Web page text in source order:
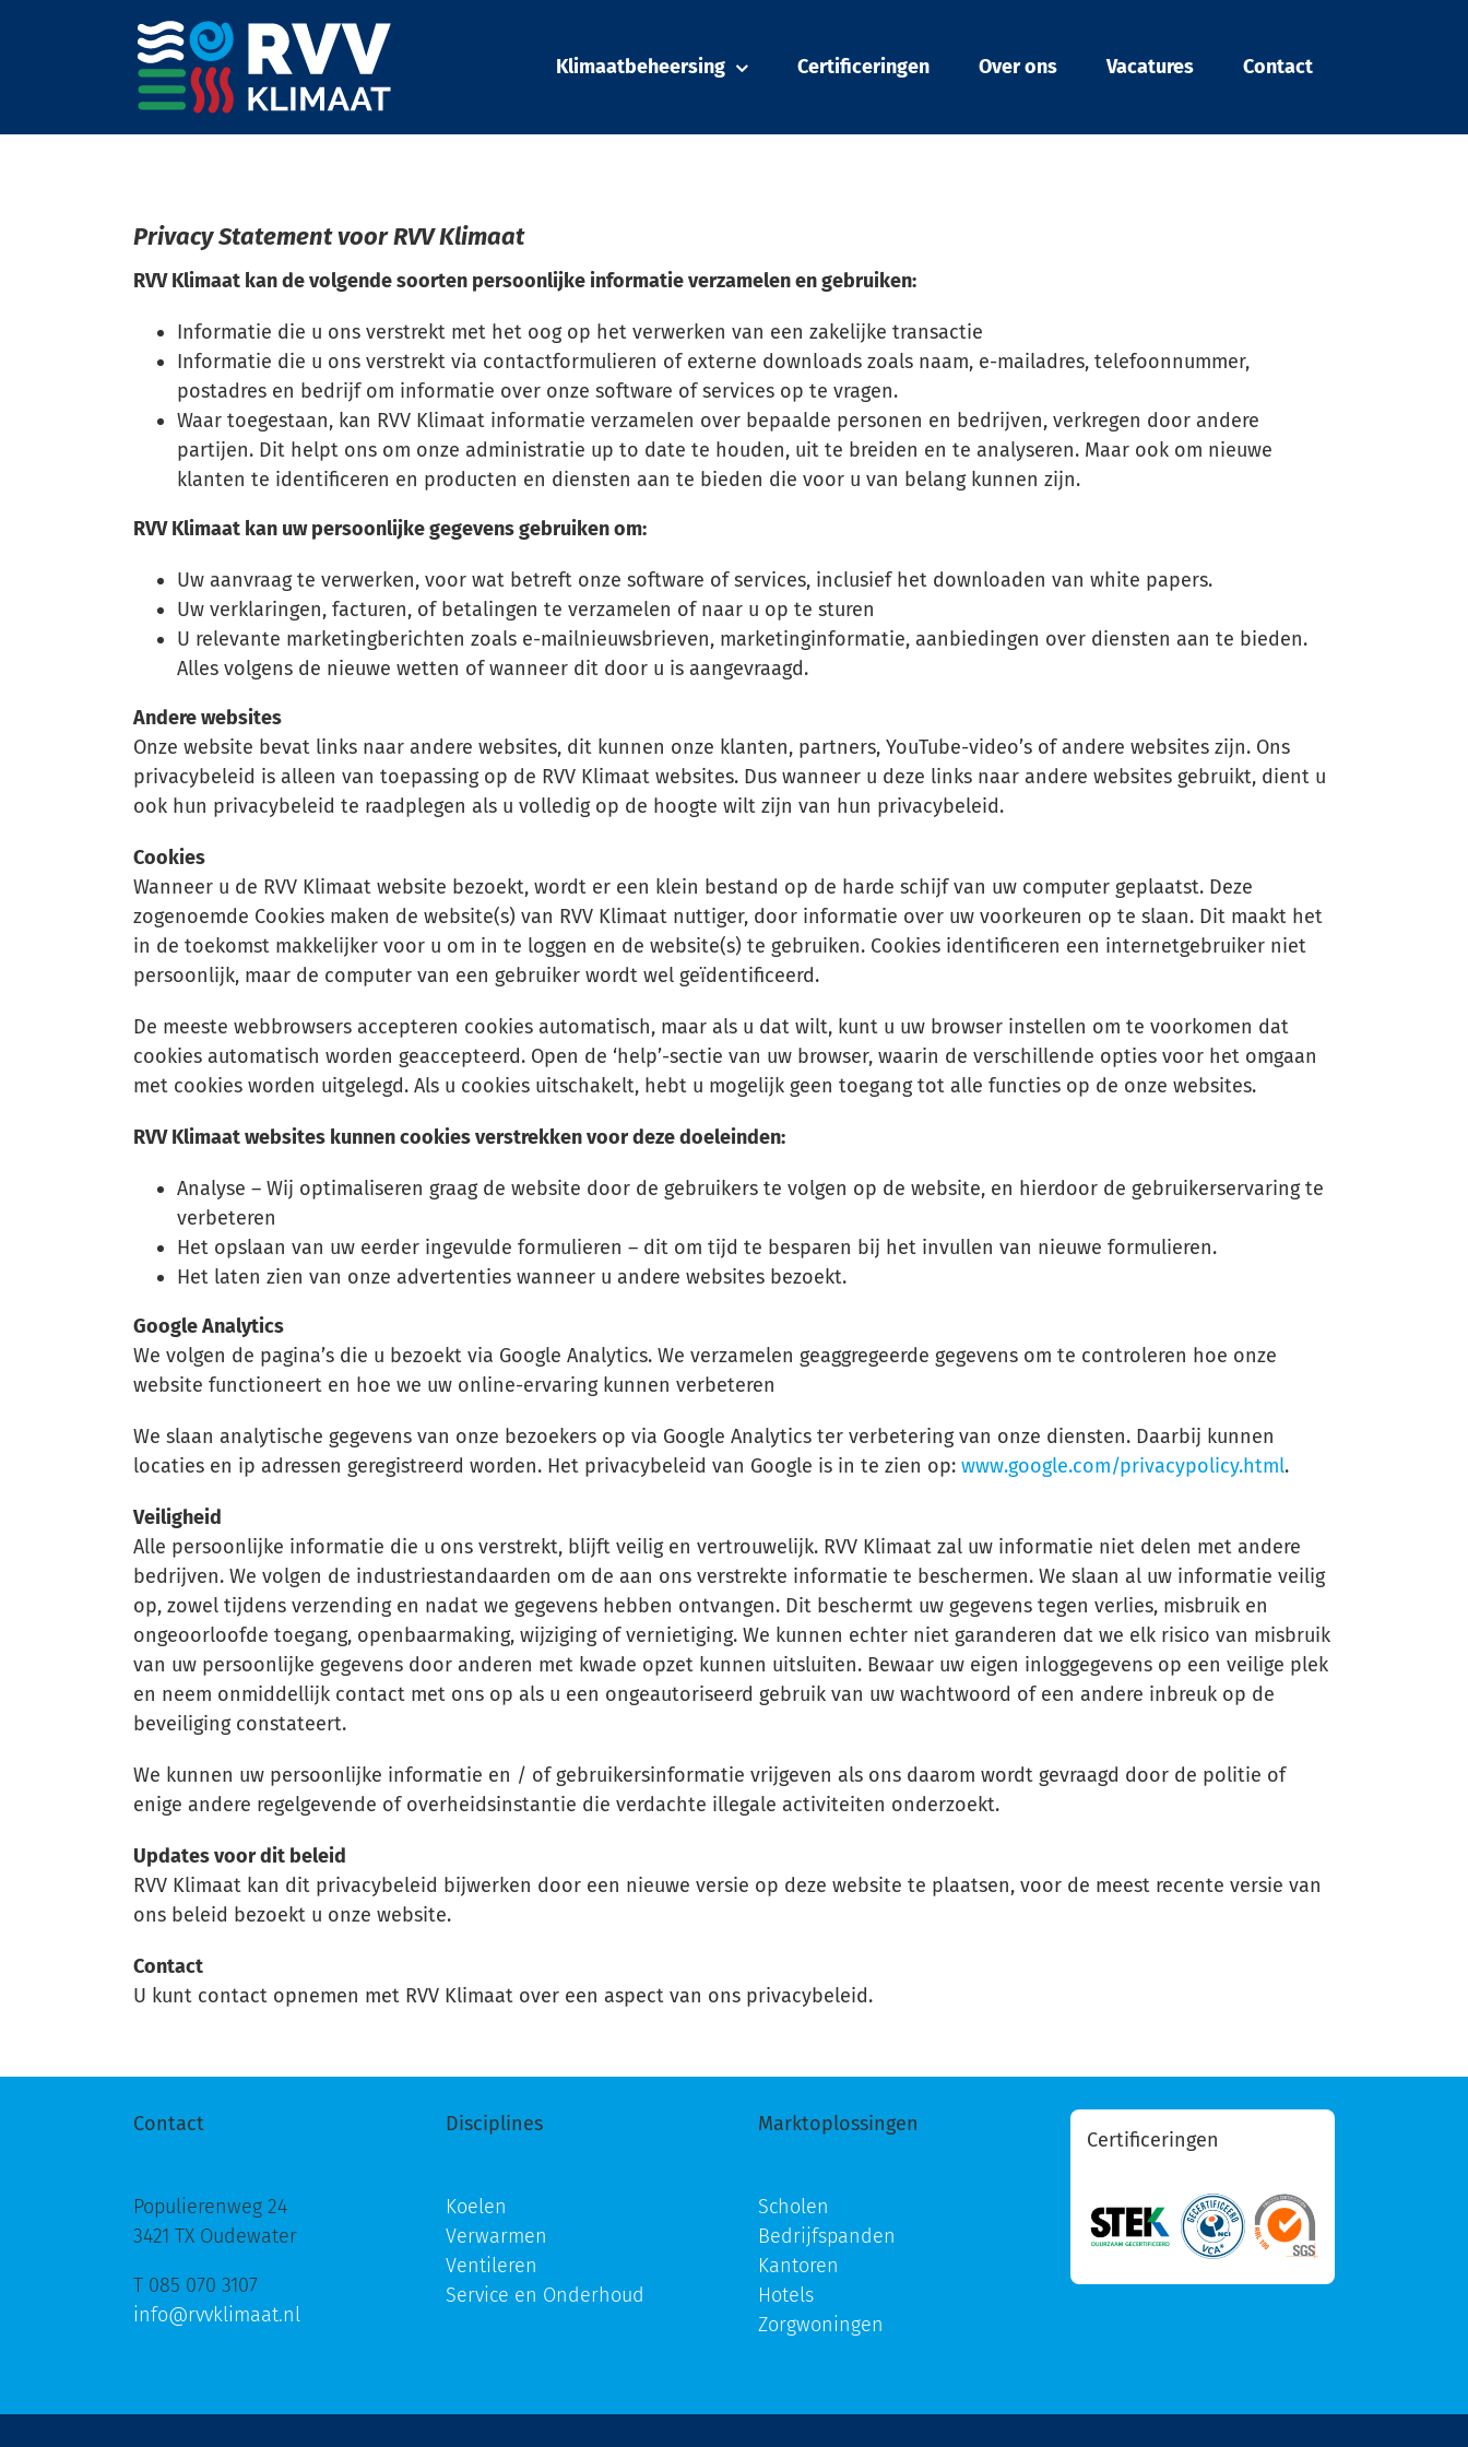
Klimaatbeheersing
Service & onderhoud
Scholen
Bedrijfspanden
Kantoren
Hotels
Zorgwoningen
comfortabel
RVV Klimaat optimaliseert het
klimaat in elke omgeving.
Contact
ideale huur
installaties voor elke situatie.
Neem direct contact op voor
advies.
Certificeringen Over ons Vacatures Contact
Privacy Statement voor RVV Klimaat
RVV Klimaat kan de volgende soorten persoonlijke informatie verzamelen en gebruiken:
Informatie die u ons verstrekt met het oog op het verwerken van een zakelijke transactie
Informatie die u ons verstrekt via contactformulieren of externe downloads zoals naam, e-mailadres, telefoonnummer,
postadres en bedrijf om informatie over onze software of services op te vragen.
Waar toegestaan, kan RVV Klimaat informatie verzamelen over bepaalde personen en bedrijven, verkregen door andere
partijen. Dit helpt ons om onze administratie up to date te houden, uit te breiden en te analyseren. Maar ook om nieuwe
klanten te identificeren en producten en diensten aan te bieden die voor u van belang kunnen zijn.
RVV Klimaat kan uw persoonlijke gegevens gebruiken om:
Uw aanvraag te verwerken, voor wat betreft onze software of services, inclusief het downloaden van white papers.
Uw verklaringen, facturen, of betalingen te verzamelen of naar u op te sturen
U relevante marketingberichten zoals e-mailnieuwsbrieven, marketinginformatie, aanbiedingen over diensten aan te bieden.
Alles volgens de nieuwe wetten of wanneer dit door u is aangevraagd.
Andere websites
Onze website bevat links naar andere websites, dit kunnen onze klanten, partners, YouTube-video’s of andere websites zijn. Ons
privacybeleid is alleen van toepassing op de RVV Klimaat websites. Dus wanneer u deze links naar andere websites gebruikt, dient u
ook hun privacybeleid te raadplegen als u volledig op de hoogte wilt zijn van hun privacybeleid.
Cookies
Wanneer u de RVV Klimaat website bezoekt, wordt er een klein bestand op de harde schijf van uw computer geplaatst. Deze
zogenoemde Cookies maken de website(s) van RVV Klimaat nuttiger, door informatie over uw voorkeuren op te slaan. Dit maakt het
in de toekomst makkelijker voor u om in te loggen en de website(s) te gebruiken. Cookies identificeren een internetgebruiker niet
persoonlijk, maar de computer van een gebruiker wordt wel geïdentificeerd.
De meeste webbrowsers accepteren cookies automatisch, maar als u dat wilt, kunt u uw browser instellen om te voorkomen dat
cookies automatisch worden geaccepteerd. Open de ‘help’-sectie van uw browser, waarin de verschillende opties voor het omgaan
met cookies worden uitgelegd. Als u cookies uitschakelt, hebt u mogelijk geen toegang tot alle functies op de onze websites.
RVV Klimaat websites kunnen cookies verstrekken voor deze doeleinden:
Analyse – Wij optimaliseren graag de website door de gebruikers te volgen op de website, en hierdoor de gebruikerservaring te
verbeteren
Het opslaan van uw eerder ingevulde formulieren – dit om tijd te besparen bij het invullen van nieuwe formulieren.
Het laten zien van onze advertenties wanneer u andere websites bezoekt.
Google Analytics
We volgen de pagina’s die u bezoekt via Google Analytics. We verzamelen geaggregeerde gegevens om te controleren hoe onze
website functioneert en hoe we uw online-ervaring kunnen verbeteren
We slaan analytische gegevens van onze bezoekers op via Google Analytics ter verbetering van onze diensten. Daarbij kunnen
locaties en ip adressen geregistreerd worden. Het privacybeleid van Google is in te zien op: www.google.com/privacypolicy.html.
Veiligheid
Alle persoonlijke informatie die u ons verstrekt, blijft veilig en vertrouwelijk. RVV Klimaat zal uw informatie niet delen met andere
bedrijven. We volgen de industriestandaarden om de aan ons verstrekte informatie te beschermen. We slaan al uw informatie veilig
op, zowel tijdens verzending en nadat we gegevens hebben ontvangen. Dit beschermt uw gegevens tegen verlies, misbruik en
ongeoorloofde toegang, openbaarmaking, wijziging of vernietiging. We kunnen echter niet garanderen dat we elk risico van misbruik
van uw persoonlijke gegevens door anderen met kwade opzet kunnen uitsluiten. Bewaar uw eigen inloggegevens op een veilige plek
en neem onmiddellijk contact met ons op als u een ongeautoriseerd gebruik van uw wachtwoord of een andere inbreuk op de
beveiliging constateert.
We kunnen uw persoonlijke informatie en / of gebruikersinformatie vrijgeven als ons daarom wordt gevraagd door de politie of
enige andere regelgevende of overheidsinstantie die verdachte illegale activiteiten onderzoekt.
Updates voor dit beleid
RVV Klimaat kan dit privacybeleid bijwerken door een nieuwe versie op deze website te plaatsen, voor de meest recente versie van
ons beleid bezoekt u onze website.
Contact
U kunt contact opnemen met RVV Klimaat over een aspect van ons privacybeleid.
Contact
Populierenweg 24
3421 TX Oudewater
T 085 070 3107
info@rvvklimaat.nl
Disciplines
Koelen
Verwarmen
Ventileren
Service en Onderhoud
Marktoplossingen
Scholen
Bedrijfspanden
Kantoren
Hotels
Zorgwoningen
Certificeringen